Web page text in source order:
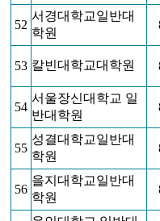
52
서경대학교일반대
학원
53 칼빈대학교대학원
54
서울장신대학교 일
반대학원
55
성결대학교일반대
학원
56
을지대학교일반대
학원